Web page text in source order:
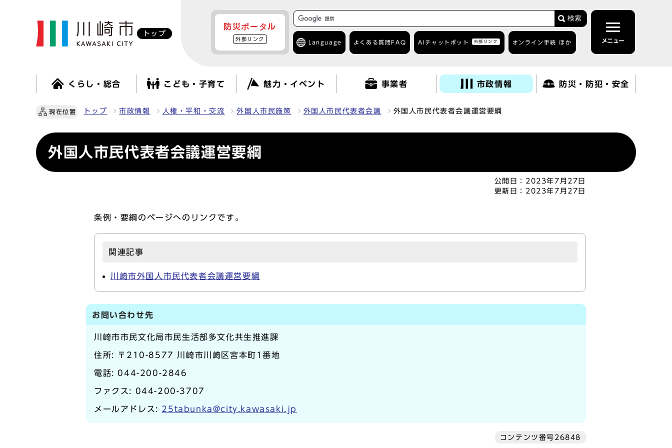
トップ
防災ポータル
外部リンク
検索
Language よくある質問 FAQ AIチャットボット 外部リンク オンライン手続 ほか メニュー
くらし・総合 こども・子育て 魅力・イベント 事業者 市政情報 防災・防犯・安全
現在位置 トップ 市政情報 人権・平和・交流 外国人市民施策 外国人市民代表者会議 外国人市民代表者会議運営要綱
外国人市民代表者会議運営要綱
公開日： 2023年7月27日
更新日： 2023年7月27日
条例・要綱のページへのリンクです。
関連記事
川崎市外国人市民代表者会議運営要綱
お問い合わせ先
川崎市市民文化局市民生活部多文化共生推進課
住所: 〒210-8577 川崎市川崎区宮本町1番地
電話: 044-200-2846
ファクス: 044-200-3707
メールアドレス: 25tabunka@city.kawasaki.jp
コンテンツ番号26848